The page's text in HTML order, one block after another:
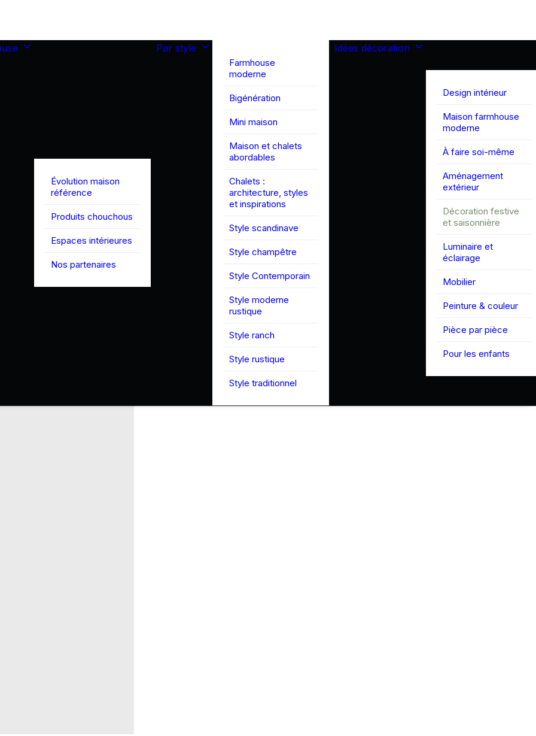
Évolution maison
référence
Produits chouchous
Espaces intérieures
Nos partenaires
Par style
Farmhouse
moderne
Bigénération
Mini maison
Maison et chalets
abordables
Chalets :
architecture, styles
et inspirations
Style scandinave
Style champêtre
Style Contemporain
Style moderne
rustique
Style ranch
Style rustique
Style traditionnel
Idées décoration
Design intérieur
Maison farmhouse
moderne
À faire soi-même
Aménagement
extérieur
Décoration festive
et saisonnière
Luminaire et
éclairage
Mobilier
Peinture & couleur
Pièce par pièce
Pour les enfants